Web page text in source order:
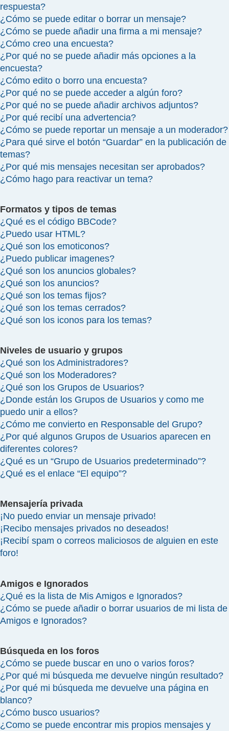
respuesta?
¿Cómo se puede editar o borrar un mensaje?
¿Cómo se puede añadir una firma a mi mensaje?
¿Cómo creo una encuesta?
¿Por qué no se puede añadir más opciones a la
encuesta?
¿Cómo edito o borro una encuesta?
¿Por qué no se puede acceder a algún foro?
¿Por qué no se puede añadir archivos adjuntos?
¿Por qué recibí una advertencia?
¿Cómo se puede reportar un mensaje a un moderador?
¿Para qué sirve el botón “Guardar” en la publicación de
temas?
¿Por qué mis mensajes necesitan ser aprobados?
¿Cómo hago para reactivar un tema?
Formatos y tipos de temas
¿Qué es el código BBCode?
¿Puedo usar HTML?
¿Qué son los emoticonos?
¿Puedo publicar imagenes?
¿Qué son los anuncios globales?
¿Qué son los anuncios?
¿Qué son los temas fijos?
¿Qué son los temas cerrados?
¿Qué son los iconos para los temas?
Niveles de usuario y grupos
¿Qué son los Administradores?
¿Qué son los Moderadores?
¿Qué son los Grupos de Usuarios?
¿Donde están los Grupos de Usuarios y como me
puedo unir a ellos?
¿Cómo me convierto en Responsable del Grupo?
¿Por qué algunos Grupos de Usuarios aparecen en
diferentes colores?
¿Qué es un “Grupo de Usuarios predeterminado”?
¿Qué es el enlace “El equipo”?
Mensajería privada
¡No puedo enviar un mensaje privado!
¡Recibo mensajes privados no deseados!
¡Recibí spam o correos maliciosos de alguien en este
foro!
Amigos e Ignorados
¿Qué es la lista de Mis Amigos e Ignorados?
¿Cómo se puede añadir o borrar usuarios de mi lista de
Amigos e Ignorados?
Búsqueda en los foros
¿Cómo se puede buscar en uno o varios foros?
¿Por qué mi búsqueda me devuelve ningún resultado?
¿Por qué mi búsqueda me devuelve una página en
blanco?
¿Cómo busco usuarios?
¿Como se puede encontrar mis propios mensajes y